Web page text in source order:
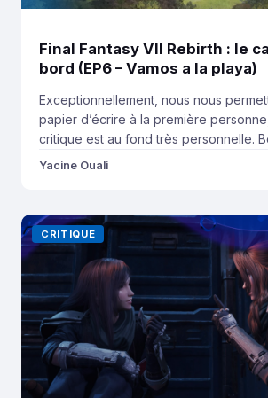
Final Fantasy VII Rebirth : le
bord (EP6 – Vamos a la playa)
Exceptionnellement, nous nous
papier d’écrire à la première
critique est au fond très personnelle.
et à tous et merci de nous lire sur
carnet de bord de Final […]
Yacine Ouali
CRITIQUE